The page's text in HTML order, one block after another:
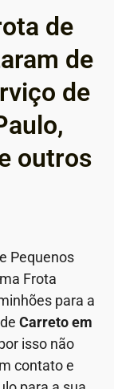
de
de
de
outros
Pequenos
Frota
para a
Carreto em
isso não
contato e